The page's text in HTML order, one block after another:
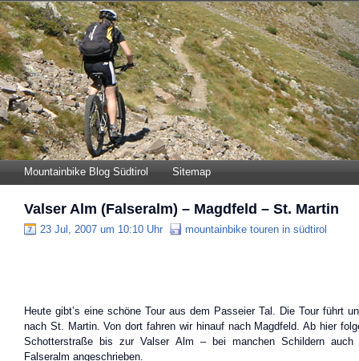
Mountainbike Blog Südtirol Sitemap
Valser Alm (Falseralm) – Magdfeld – St. Martin
23 Jul, 2007 um 10:10 Uhr mountainbike touren in südtirol
Heute gibt’s eine schöne Tour aus dem Passeier Tal. Die Tour führt
nach St. Martin. Von dort fahren wir hinauf nach Magdfeld. Ab hier
Schotterstraße bis zur Valser Alm – bei manchen Schildern
Falseralm angeschrieben.